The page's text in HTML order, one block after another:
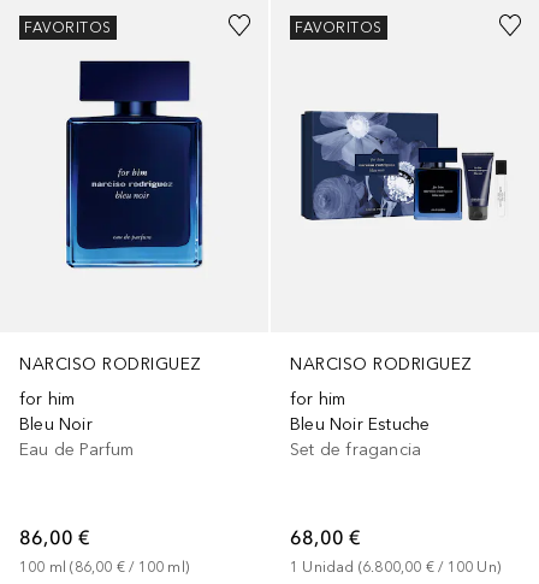
NARCISO RODRIGUEZ
for him
Bleu Noir
Eau de Parfum
86,00 €
100 ml (86,00 € / 100 ml )
FAVORITOS
NARCISO RODRIGUEZ
for him
Bleu Noir Estuche
Set de fragancia
68,00 €
1 Unidad (6.800,00 € / 100 Un)
FAVORITOS